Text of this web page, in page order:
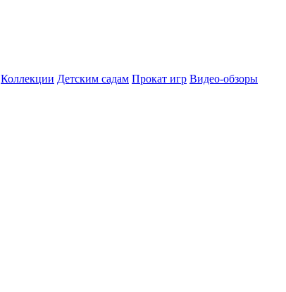
Коллекции Детским садам Прокат игр Видео-обзоры